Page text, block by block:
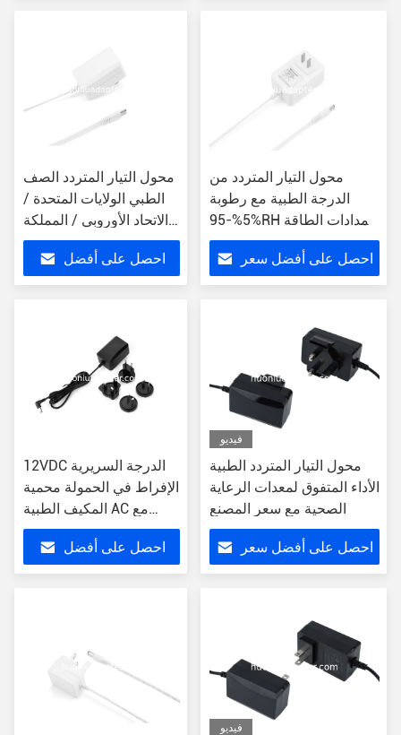
محول التيار المتردد الصف
الطبي الولايات المتحدة /
الاتحاد الأوروبي / المملكة
المتحدة / الاتحاد الأوروبي
وصلة 100-240VAC الجهد
المدخل 12VDC الخروج
احصل على أفضل
محول التيار المتردد من
الدرجة الطبية مع رطوبة
5%-95%RH إمدادات الطاقة
المعتمدة من UL للأجهزة
الطبيةاحصل على أفضل سعر
12VDC الدرجة السريرية
الإفراط في الحمولة محمية
المكيف الطبية AC مع
استعادة التلقائية
احصل على أفضل
فيديو
محول التيار المتردد الطبية
الأداء المتفوق لمعدات الرعاية
الصحية مع سعر المصنع
احصل على أفضل سعر
فيديو